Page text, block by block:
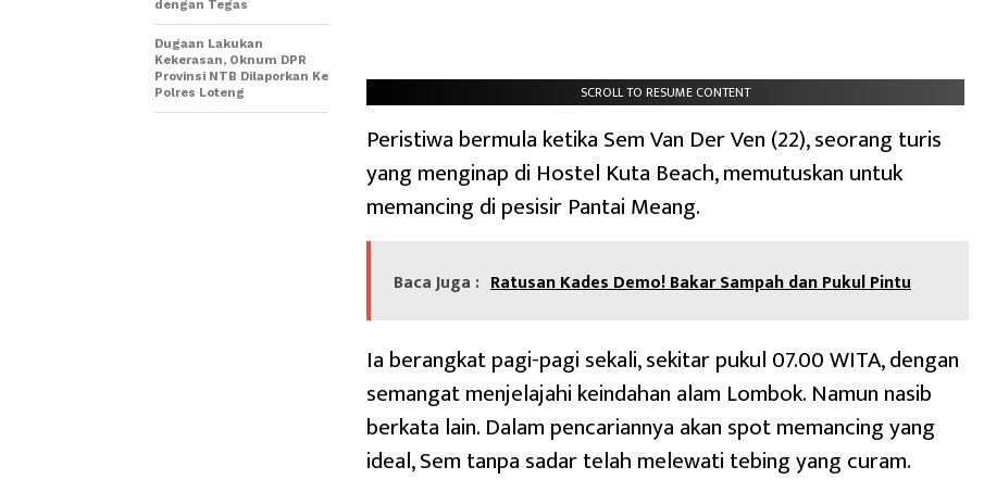
SCROLL TO RESUME CONTENT
Peristiwa bermula ketika Sem Van Der Ven (22), seorang turis
yang menginap di Hostel Kuta Beach, memutuskan untuk
memancing di pesisir Pantai Meang.
Baca Juga : Ratusan Kades Demo! Bakar Sampah dan Pukul Pintu
Ia berangkat pagi-pagi sekali, sekitar pukul 07.00 WITA, dengan
semangat menjelajahi keindahan alam Lombok. Namun nasib
berkata lain. Dalam pencariannya akan spot memancing yang
ideal, Sem tanpa sadar telah melewati tebing yang curam.
dengan Tegas
Dugaan Lakukan
Kekerasan, Oknum DPR
Provinsi NTB Dilaporkan Ke
Polres Loteng